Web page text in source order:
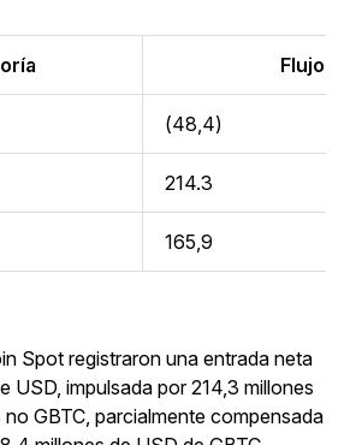
Flujo
(48,4)
214.3
165,9
Spot registraron una entrada neta
USD, impulsada por 214,3 millones
GBTC, parcialmente compensada